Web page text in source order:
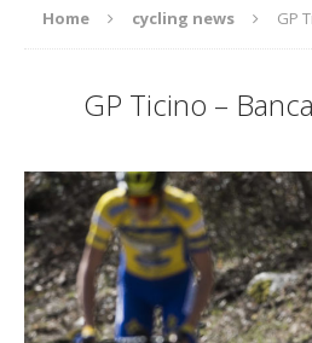
Home cycling news GP
GP Ticino –